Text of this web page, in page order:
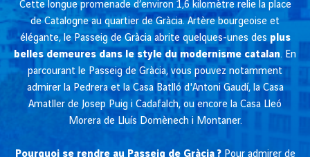
Cette longue promenade d’environ 1,6 kilomètre relie la place
de Catalogne au quartier de Gràcia. Artère bourgeoise et
élégante, le Passeig de Gràcia abrite quelques-unes des plus
belles demeures dans le style du modernisme catalan. En
parcourant le Passeig de Gràcia, vous pouvez notamment
admirer la Pedrera et la Casa Batlló d'Antoni Gaudí, la Casa
Amatller de Josep Puig i Cadafalch, ou encore la Casa Lleó
Morera de Lluís Domènech i Montaner.
Pourquoi se rendre au Passeig de Gràcia ?Pour admirer de